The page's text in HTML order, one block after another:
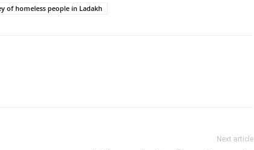
of homeless people in Ladakh
Next article